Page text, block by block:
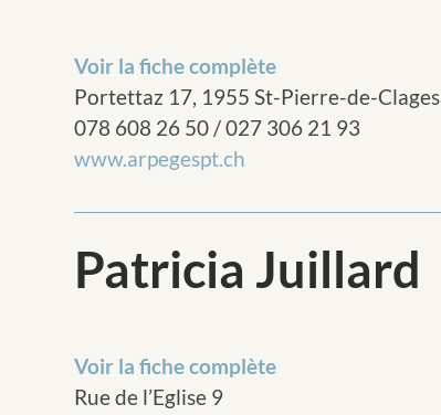
Voir la fiche complète
Portettaz 17, 1955 St-Pierre-de-Clages
078 608 26 50 / 027 306 21 93
www.arpegespt.ch
Patricia Juillard
Voir la fiche complète
Rue de l’Eglise 9